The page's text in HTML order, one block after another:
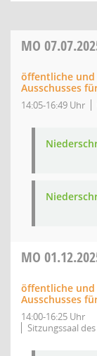
MO
öffentliche
Ausschusses
14:05-16:49 Uhr
MO
öffentliche
Ausschusses
14:00-16:25 Uhr
Sitzungssaal